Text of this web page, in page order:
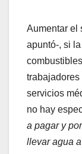
Aumentar el
apuntó-, si
servicios
no hay
a pagar y
llevar agua